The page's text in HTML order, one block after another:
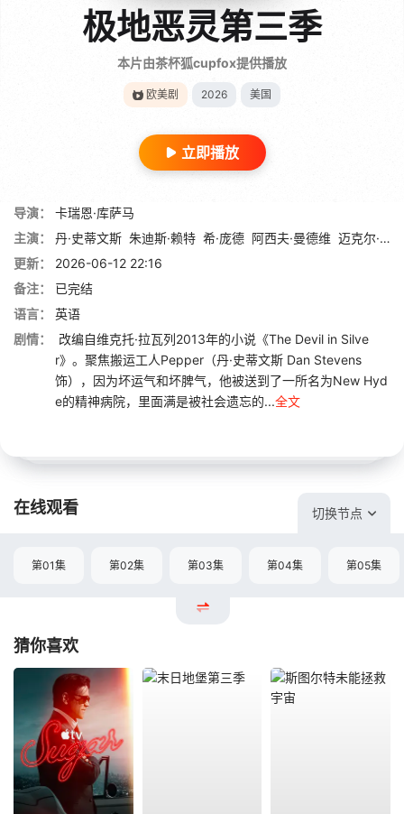
极地恶灵第三季
本片由茶杯狐cupfox提供播放
欧美剧 2026 美国
立即播放
导演：
卡瑞恩·库萨马
主演：
丹·史蒂文斯 朱迪斯·赖特 希·庞德 阿西夫·曼德维 迈克尔·阿伦诺夫
更新：
2026-06-12 22:16
备注：
已完结
语言：
英语
剧情：
改编自维克托·拉瓦列2013年的小说《The Devil in Silve
r》。聚焦搬运工人Pepper（丹·史蒂文斯 Dan Stevens
饰），因为坏运气和坏脾气，他被送到了一所名为New Hyd
e的精神病院，里面满是被社会遗忘的...全文
在线观看 切换节点
第01集 第02集 第03集 第04集 第05集
猜你喜欢